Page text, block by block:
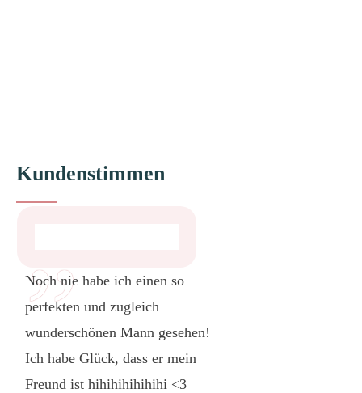
Kundenstimmen
”
Noch nie habe ich einen so
perfekten und zugleich
wunderschönen Mann gesehen!
Ich habe Glück, dass er mein
Freund ist hihihihihihihi <3